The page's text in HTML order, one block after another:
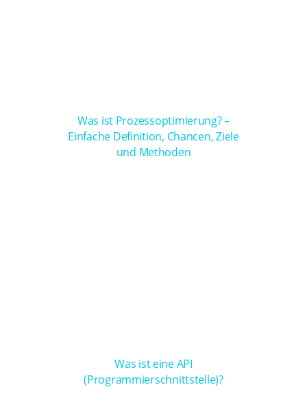
Was ist Prozessoptimierung? –
Einfache Definition, Chancen, Ziele
und Methoden
Was ist eine API
(Programmierschnittstelle)?